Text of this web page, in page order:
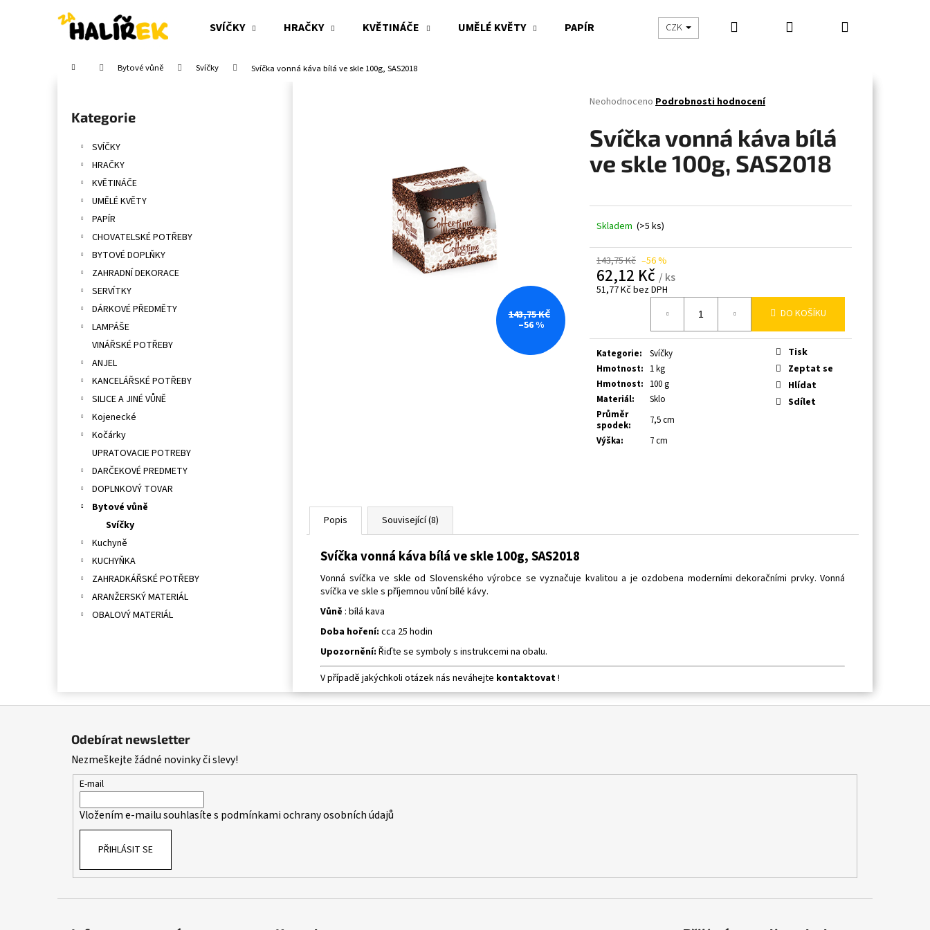
SVÍČKY HRAČKY KVĚTINÁČE UMĚLÉ KVĚTY PAPÍR CHOVATELSKÉ POTŘEBY BYTOVÉ DOPLŇKY
CZK Hledat PřihlášeníNákupní
košík
Domů Bytové vůně Svíčky Svíčka vonná káva bílá ve skle 100g, SAS2018
Přeskočit
kategorie
Kategorie
SVÍČKY
HRAČKY
KVĚTINÁČE
UMĚLÉ KVĚTY
PAPÍR
CHOVATELSKÉ POTŘEBY
BYTOVÉ DOPLŇKY
ZAHRADNÍ DEKORACE
SERVÍTKY
DÁRKOVÉ PŘEDMĚTY
LAMPÁŠE
VINÁŘSKÉ POTŘEBY
ANJEL
KANCELÁŘSKÉ POTŘEBY
SILICE A JINÉ VŮNĚ
Kojenecké
Kočárky
UPRATOVACIE POTREBY
DARČEKOVÉ PREDMETY
DOPLNKOVÝ TOVAR
Bytové vůně
Svíčky
Kuchyně
KUCHYŇKA
ZAHRADKÁŘSKÉ POTŘEBY
ARANŽERSKÝ MATERIÁL
OBALOVÝ MATERIÁL
Průměrné
produktu
je
z
Neohodnoceno Podrobnosti hodnocení
Svíčka vonná káva bílá
ve skle 100g, SAS2018
Skladem (>5 ks)
143,75 Kč –56 %
62,12 Kč / ks
51,77 Kč bez DPH
DO KOŠÍKU
Kategorie:
Svíčky
Hmotnost:
1 kg
Hmotnost:
100 g
Materiál:
Sklo
Průměr
spodek:
7,5 cm
Výška: 7 cm
Tisk
Zeptat se
Hlídat
Sdílet
143,75 KČ
–56 %
Popis Související (8)
Svíčka vonná káva bílá ve skle 100g, SAS2018
Vonná svíčka ve skle od Slovenského výrobce se vyznačuje kvalitou a je ozdobena moderními dekoračními prvky. Vonná
svíčka ve skle s příjemnou vůní bílé kávy.
Vůně : bílá kava
Doba hoření: cca 25 hodin
Upozornění: Řiďte se symboly s instrukcemi na obalu.
V případě jakýchkoli otázek nás neváhejte kontaktovat!
Zpět
Zpět
Co potřebujete najít?
Doporučujeme
Odebírat newsletter
Nezmeškejte žádné novinky či slevy!
E-mail
Vložením e-mailu souhlasíte s podmínkami ochrany osobních údajů
PŘIHLÁSIT SE